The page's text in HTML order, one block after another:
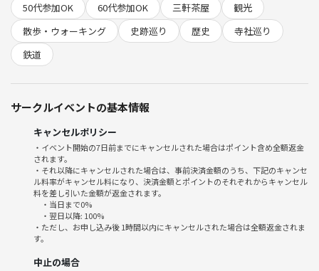
モバイル版があるので事前にきっぷを購入しておくのもアリです！↓
https://www.q-skip.tokyu.co.jp/tickets/8
【日程】
2026/5/30(土)
13時 三軒茶屋駅改札前に集合
17時 山下駅で解散
※時刻は前後する場合があります
【推奨】
歩きやすい靴
飲み物(適宜水分補給してください)
【禁止事項】
・勧誘やナンパ等のつなげーと利用規約に違反する行為すべて
・イベント風景の撮影、SNSへの投稿
50代参加OK
60代参加OK 三軒茶屋
観光
散歩・ウォーキング
史跡巡り 歴史
寺社巡り
鉄道
サークルイベントの基本情報
キャンセルポリシー
・イベント開始の7日前までにキャンセルされた場合はポイント含め全額返金
されます。
・それ以降にキャンセルされた場合は、事前決済金額のうち、下記のキャンセ
ル料率がキャンセル料になり、決済金額とポイントのそれぞれからキャンセル
料を差し引いた金額が返金されます。
・当日まで0%
・翌日以降: 100%
・ただし、お申し込み後 1時間以内にキャンセルされた場合は全額返金されま
す。
中止の場合